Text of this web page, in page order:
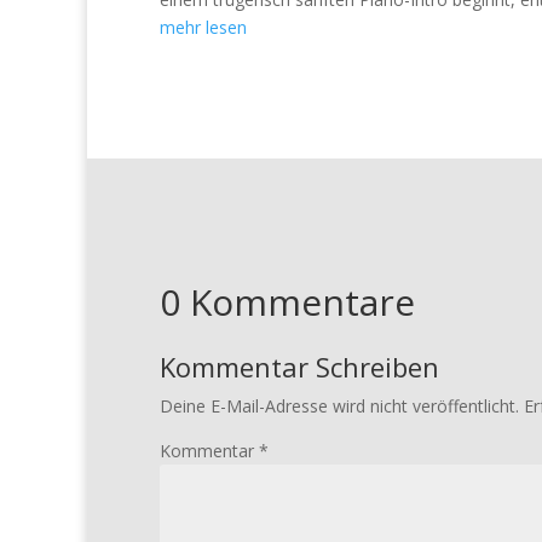
mehr lesen
0 Kommentare
Kommentar Schreiben
Deine E-Mail-Adresse wird nicht veröffentlicht.
Kommentar *